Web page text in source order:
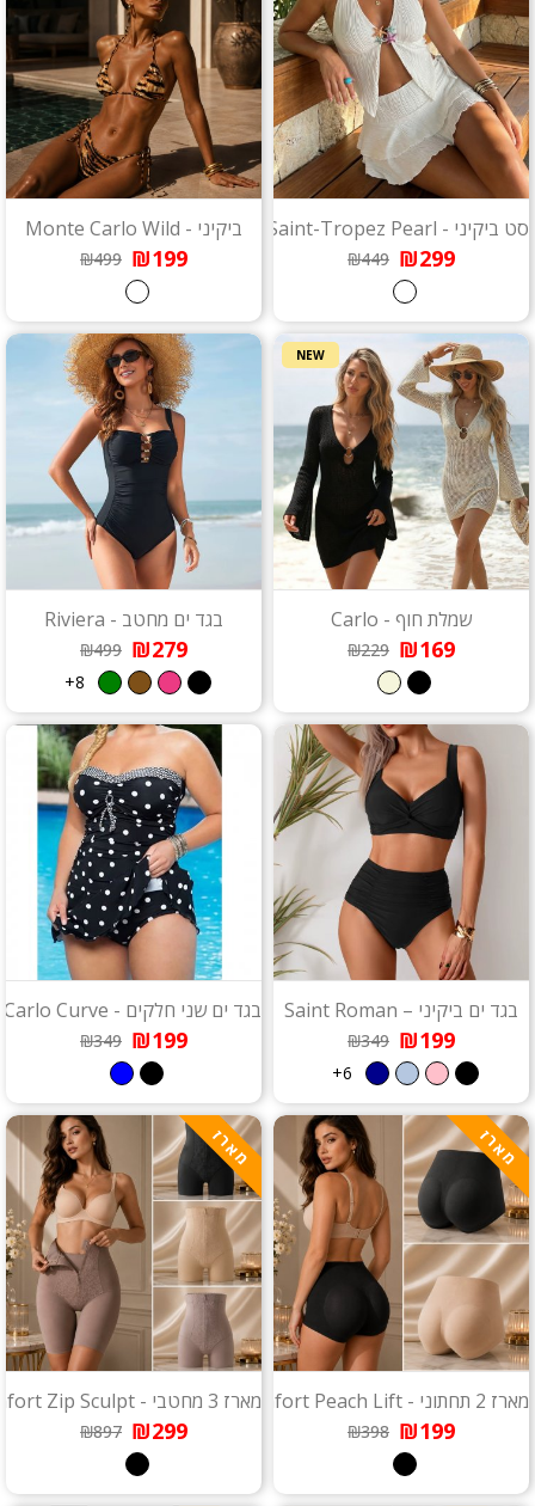
סט ביקיני - Saint-Tropez Pearl
₪299
₪449
ביקיני - Monte Carlo Wild
₪199
₪499
NEW
שמלת חוף - Carlo
₪169
₪229
בגד ים מחטב - Riviera
₪279
₪499
8+
בגד ים ביקיני – Saint Roman
₪199
₪349
6+
בגד ים שני חלקים - Monte Carlo Curve
₪199
₪349
מארז
מארז 2 תחתוני - Comfort Peach Lift
₪199
₪398
מארז
מארז 3 מחטבי - Comfort Zip Sculpt
₪299
₪897